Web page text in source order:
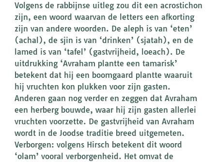
Volgens de rabbijnse uitleg zou dit een acrostichon
zijn, een woord waarvan de letters een afkorting
zijn van andere woorden. De aleph is van ‘eten’
(achal), de sjin is van ‘drinken’ (sjatah), en de
lamed is van ‘tafel’ (gastvrijheid, loeach). De
uitdrukking ‘Avraham plantte een tamarisk’
betekent dat hij een boomgaard plantte waaruit
hij vruchten kon plukken voor zijn gasten.
Anderen gaan nog verder en zeggen dat Avraham
een herberg bouwde, waar hij zijn gasten allerlei
vruchten voorzette. De gastvrijheid van Avraham
wordt in de Joodse traditie breed uitgemeten.
Verborgen: volgens Hirsch betekent dit woord
‘olam’ vooral verborgenheid. Het omvat de